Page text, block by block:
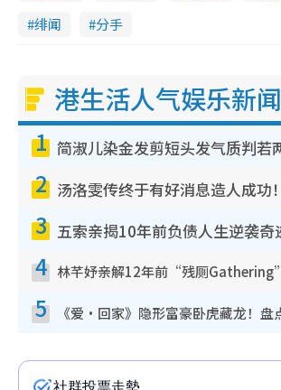
绯闻
分手
港生活人气娱乐新闻
1
2
3
4
5